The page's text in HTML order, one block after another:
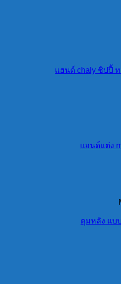
แฮนด์ chaly ชิปปี้
แฮนด์แต่ง
ดุมหลัง แบ